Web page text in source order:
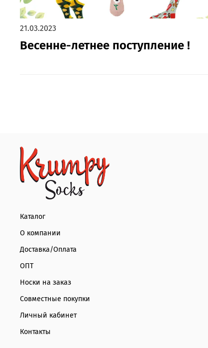
21.03.2023
Весенне-летнее поступление !
Каталог
О компании
Доставка/Оплата
ОПТ
Носки на заказ
Совместные покупки
Личный кабинет
Контакты